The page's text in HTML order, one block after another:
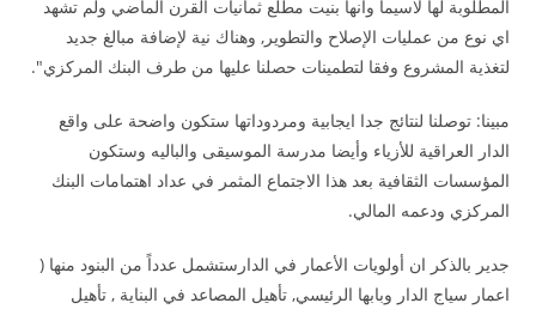
المطلوبة لها لاسيما وانها بنيت مطلع ثمانيات القرن الماضي ولم تشهد
اي نوع من عمليات الإصلاح والتطوير, وهناك نية لإضافة مبالغ جديد
لتغذية المشروع وفقا لتطمينات حصلنا عليها من طرف البنك المركزي".
مبينا: توصلنا لنتائج جدا ايجابية ومردوداتها ستكون واضحة على واقع
الدار العراقية للأزياء وأيضا مدرسة الموسيقى والباليه وستكون
المؤسسات الثقافية بعد هذا الاجتماع المثمر في عداد اهتمامات البنك
المركزي ودعمه المالي.
جدير بالذكر ان أولويات الأعمار في الدارستشمل عدداً من البنود منها (
اعمار سياج الدار وبابها الرئيسي, تأهيل المصاعد في البناية , تأهيل